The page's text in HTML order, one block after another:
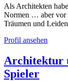
Als Architekten
Normen … aber vor
Träumen und
Profil ansehen
Architektur
Spieler